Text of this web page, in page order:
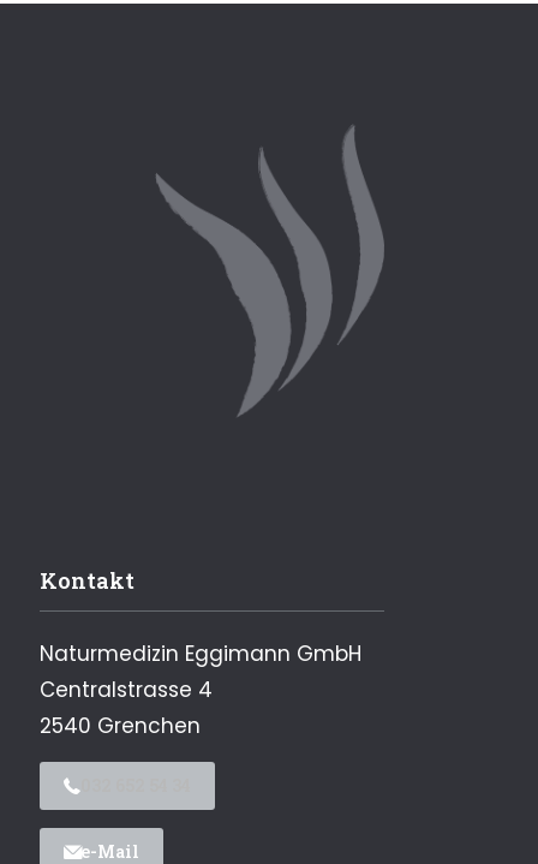
Kontakt
Naturmedizin Eggimann GmbH
Centralstrasse 4
2540 Grenchen
e-Mail